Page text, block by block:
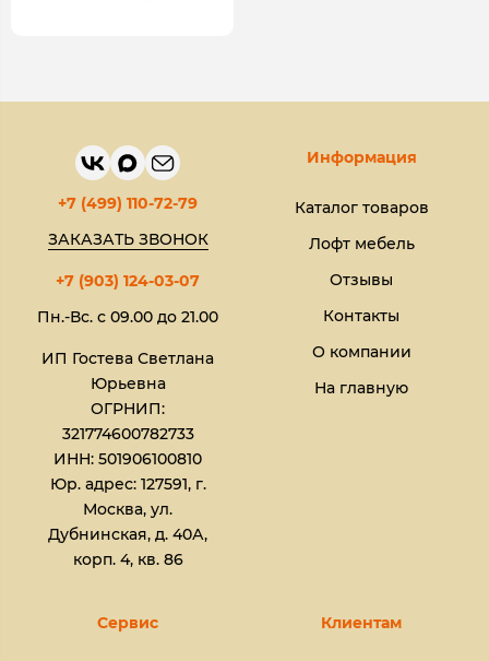
+7 (499) 110-72-79
ЗАКАЗАТЬ ЗВОНОК
+7 (903) 124-03-07
Пн.-Вс. с 09.00 до 21.00
ИП Гостева Светлана
Юрьевна​
ОГРНИП:
321774600782733
ИНН: 501906100810
Юр. адрес: 127591, г.
Москва, ул.
Дубнинская, д. 40А,
корп. 4, кв. 86
Информация
Каталог товаров
Лофт мебель
Отзывы
Контакты
О компании
На главную
Сервис Клиентам